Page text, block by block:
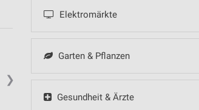
Elektromärkte
Garten & Pflanzen
Gesundheit & Ärzte
❯